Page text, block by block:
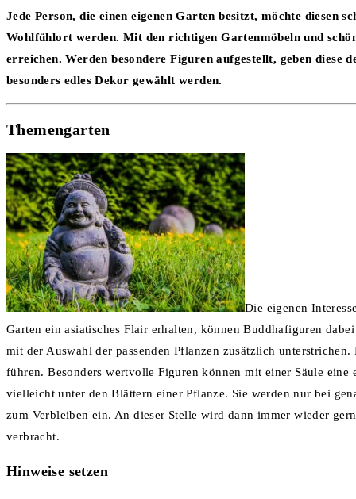
Jede Person, die einen eigenen Garten besitzt, möchte diesen
Wohlfühlort werden. Mit den richtigen Gartenmöbeln und
erreichen. Werden besondere Figuren aufgestellt, geben
besonders edles Dekor gewählt werden.
Themengarten
Die eigenen
Garten ein asiatisches Flair erhalten, können Buddhafiguren
mit der Auswahl der passenden Pflanzen zusätzlich
führen. Besonders wertvolle Figuren können mit einer Säule
vielleicht unter den Blättern einer Pflanze. Sie werden nur bei
zum Verbleiben ein. An dieser Stelle wird dann immer wieder
verbracht.
Hinweise setzen